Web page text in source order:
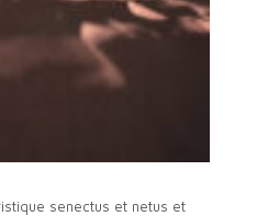
senectus et netus et